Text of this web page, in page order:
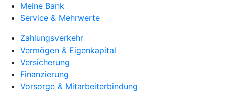
Meine Bank
Service & Mehrwerte
Zahlungsverkehr
Vermögen & Eigenkapital
Versicherung
Finanzierung
Vorsorge & Mitarbeiterbindung